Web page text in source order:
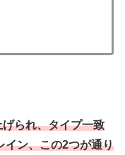
げられ、タイプ一致
イン、この2つが通り